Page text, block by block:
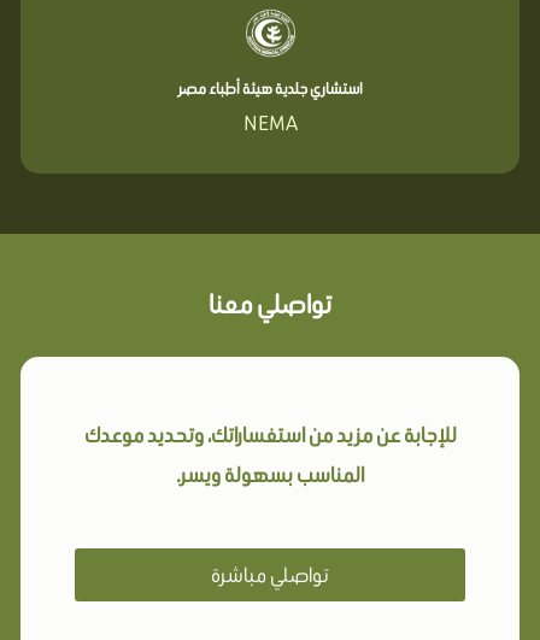
استشاري جلدية هيئة أطباء مصر
NEMA
تواصلي معنا
للإجابة عن مزيد من استفساراتك، وتحديد موعدك
المناسب بسهولة ويسر.
تواصلي مباشرة